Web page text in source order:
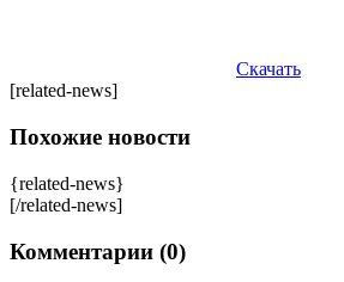
Скачать
[related-news]
Похожие новости
{related-news}
[/related-news]
Комментарии (0)